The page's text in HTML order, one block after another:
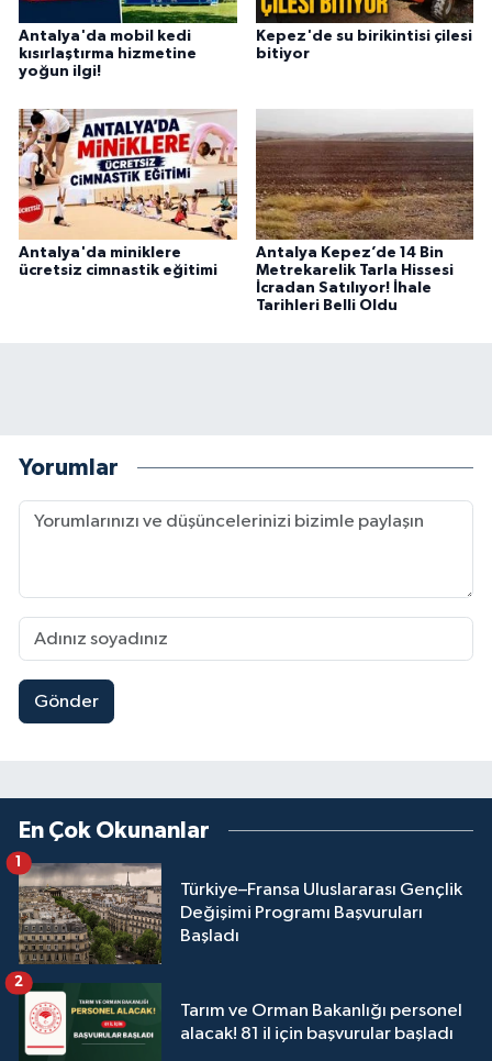
Antalya'da mobil kedi
kısırlaştırma hizmetine
yoğun ilgi!
Kepez'de su birikintisi çilesi
bitiyor
Antalya'da miniklere
ücretsiz cimnastik eğitimi
Antalya Kepez’de 14 Bin
Metrekarelik Tarla Hissesi
İcradan Satılıyor! İhale
Tarihleri Belli Oldu
Yorumlar
Gönder
En Çok Okunanlar
Türkiye–Fransa Uluslararası Gençlik
Değişimi Programı Başvuruları
Başladı
1
Tarım ve Orman Bakanlığı personel
alacak! 81 il için başvurular başladı
2